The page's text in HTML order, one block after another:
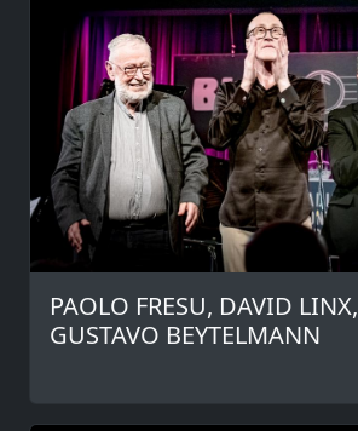
PAOLO FRESU, DAVID LINX,
GUSTAVO BEYTELMANN